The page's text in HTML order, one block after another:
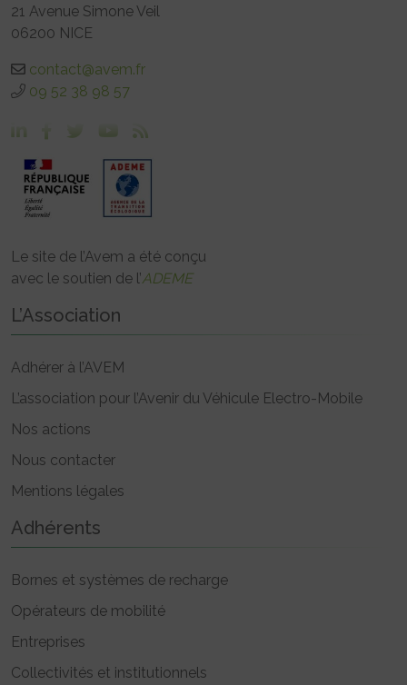
21 Avenue Simone Veil
06200 NICE
contact@avem.fr
09 52 38 98 57
Le site de l’Avem a été conçu
avec le soutien de l’ADEME
L’Association
Adhérer à l’AVEM
L’association pour l’Avenir du Véhicule Electro-Mobile
Nos actions
Nous contacter
Mentions légales
Adhérents
Bornes et systèmes de recharge
Opérateurs de mobilité
Entreprises
Collectivités et institutionnels